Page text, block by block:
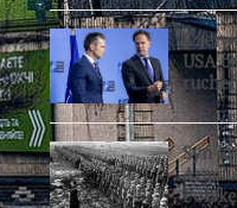
USA
Syn
Armii
Polskę